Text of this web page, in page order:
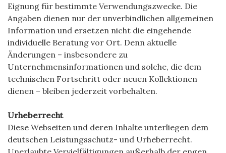
Eignung für bestimmte Verwendungszwecke. Die
Angaben dienen nur der unverbindlichen allgemeinen
Information und ersetzen nicht die eingehende
individuelle Beratung vor Ort. Denn aktuelle
Änderungen – insbesondere zu
Unternehmensinformationen und solche, die dem
technischen Fortschritt oder neuen Kollektionen
dienen – bleiben jederzeit vorbehalten.
Urheberrecht
Diese Webseiten und deren Inhalte unterliegen dem
deutschen Leistungsschutz- und Urheberrecht.